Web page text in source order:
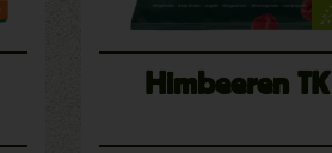
Himbeeren TK